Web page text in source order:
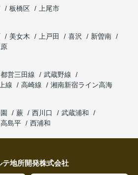
板橋区
上尾市
美女木 上戸田 喜沢
新曽南
都営三田線
武蔵野線
線 高崎線
湘南新宿ライン高海
蕨 西川口
武蔵浦和
高島平 西浦和
テ地所開発株式会社